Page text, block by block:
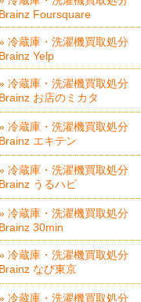
Brainz Foursquare
冷蔵庫・洗濯機買取処分
Brainz Yelp
冷蔵庫・洗濯機買取処分
Brainz お店のミカタ
冷蔵庫・洗濯機買取処分
Brainz エキテン
冷蔵庫・洗濯機買取処分
Brainz うるハピ
冷蔵庫・洗濯機買取処分
Brainz 30min
冷蔵庫・洗濯機買取処分
Brainz なび東京
冷蔵庫・洗濯機買取処分